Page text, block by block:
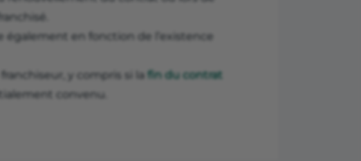
également en fonction de l’existence
y compris si la fin du contrat
convenu.